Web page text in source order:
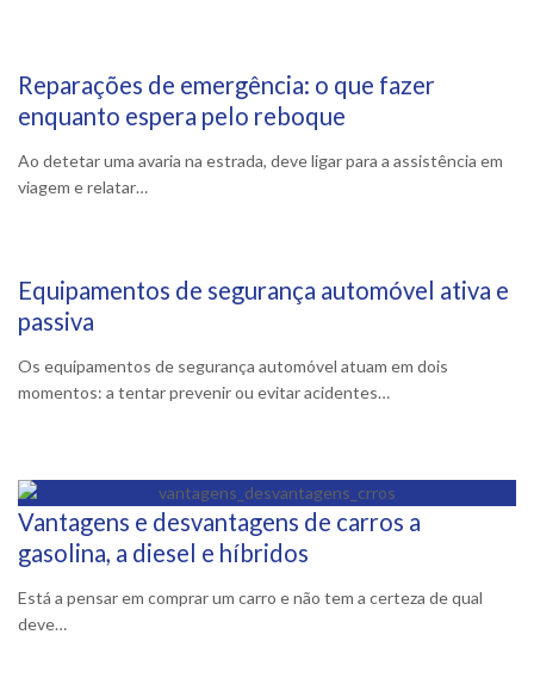
29 Fevereiro, 2024
Reparações de emergência: o que fazer
enquanto espera pelo reboque
Ao detetar uma avaria na estrada, deve ligar para a assistência em
viagem e relatar…
16 Fevereiro, 2024
Equipamentos de segurança automóvel ativa e
passiva
Os equipamentos de segurança automóvel atuam em dois
momentos: a tentar prevenir ou evitar acidentes…
30 Janeiro, 2024
Vantagens e desvantagens de carros a
gasolina, a diesel e híbridos
Está a pensar em comprar um carro e não tem a certeza de qual
deve…